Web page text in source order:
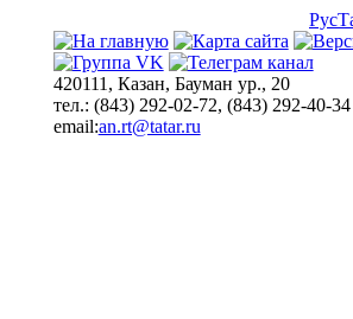
Рус
420111, Казан, Бауман ур., 20
тел.: (843) 292-02-72, (843) 292-40-34
email:an.rt@tatar.ru